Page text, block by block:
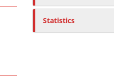
Statistics